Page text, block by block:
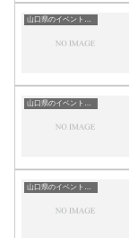
山口県のイベント会場一覧
山口県のイベント会場一覧
山口県のイベント会場一覧